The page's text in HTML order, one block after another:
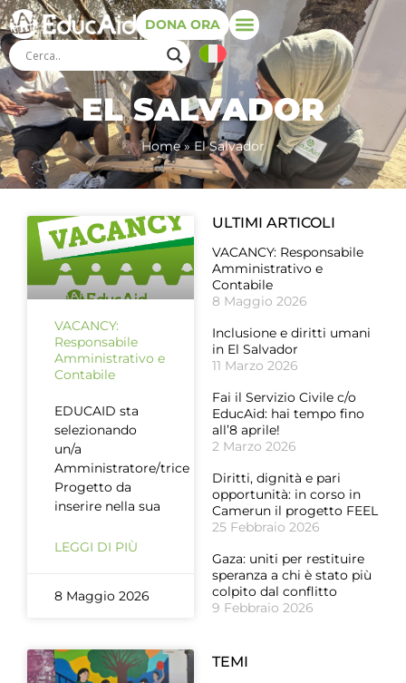
DONA ORA
EL SALVADOR
Home»El Salvador
VACANCY:
Responsabile
Amministrativo e
Contabile
EDUCAID sta
selezionando
un/a
Amministratore/trice
Progetto da
inserire nella sua
LEGGI DI PIÙ
8 Maggio 2026
ULTIMI ARTICOLI
VACANCY: Responsabile
Amministrativo e
Contabile
8 Maggio 2026
Inclusione e diritti umani
in El Salvador
11 Marzo 2026
Fai il Servizio Civile c/o
EducAid: hai tempo fino
all’8 aprile!
2 Marzo 2026
Diritti, dignità e pari
opportunità: in corso in
Camerun il progetto FEEL
25 Febbraio 2026
Gaza: uniti per restituire
speranza a chi è stato più
colpito dal conflitto
9 Febbraio 2026
TEMI